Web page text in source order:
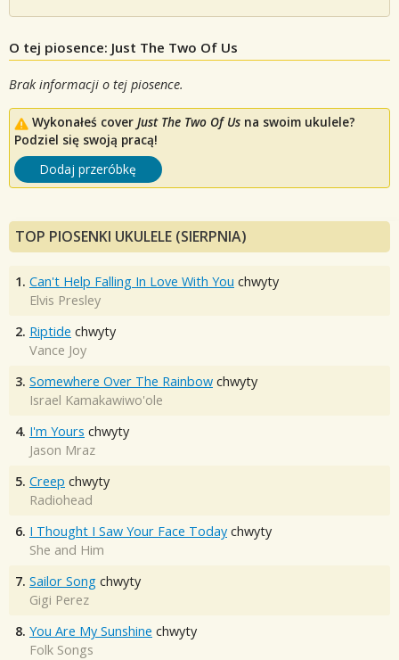
O tej piosence: Just The Two Of Us
Brak informacji o tej piosence.
Wykonałeś cover Just The Two Of Us na swoim ukulele?
Podziel się swoją pracą!
Dodaj przeróbkę
TOP PIOSENKI UKULELE (SIERPNIA)
1. Can't Help Falling In Love With You chwyty
Elvis Presley
2. Riptide chwyty
Vance Joy
3. Somewhere Over The Rainbow chwyty
Israel Kamakawiwo'ole
4. I'm Yours chwyty
Jason Mraz
5. Creep chwyty
Radiohead
6. I Thought I Saw Your Face Today chwyty
She and Him
7. Sailor Song chwyty
Gigi Perez
8. You Are My Sunshine chwyty
Folk Songs